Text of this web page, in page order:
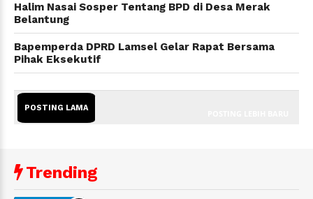
Halim Nasai Sosper Tentang BPD di Desa Merak
Belantung
Bapemperda DPRD Lamsel Gelar Rapat Bersama
Pihak Eksekutif
POSTING LAMA
Trending